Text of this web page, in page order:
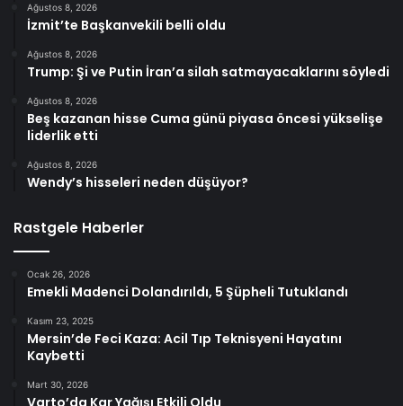
Ağustos 8, 2026
İzmit’te Başkanvekili belli oldu
Ağustos 8, 2026
Trump: Şi ve Putin İran’a silah satmayacaklarını söyledi
Ağustos 8, 2026
Beş kazanan hisse Cuma günü piyasa öncesi yükselişe
liderlik etti
Ağustos 8, 2026
Wendy’s hisseleri neden düşüyor?
Rastgele Haberler
Ocak 26, 2026
Emekli Madenci Dolandırıldı, 5 Şüpheli Tutuklandı
Kasım 23, 2025
Mersin’de Feci Kaza: Acil Tıp Teknisyeni Hayatını
Kaybetti
Mart 30, 2026
Varto’da Kar Yağışı Etkili Oldu